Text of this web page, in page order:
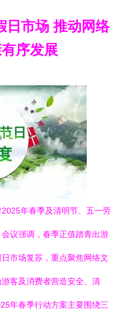
日市场 推动网络
序发展
年春季及清明节、五一劳
议强调，春季正值踏青出游
市场复苏，重点聚焦网络文
客及消费者营造安全、清
年春季行动方案主要围绕三